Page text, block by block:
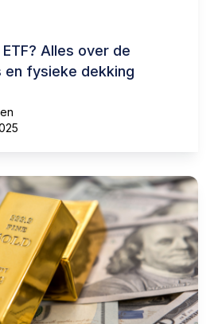
Alles over de
fysieke dekking